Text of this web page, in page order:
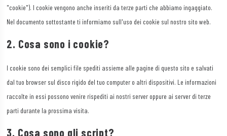
"cookie"). I cookie vengono anche inseriti da terze parti che abbiamo ingaggiato.
Nel documento sottostante ti informiamo sull'uso dei cookie sul nostro sito web.
2. Cosa sono i cookie?
I cookie sono dei semplici file spediti assieme alle pagine di questo sito e salvati
dal tuo browser sul disco rigido del tuo computer o altri dispositivi. Le informazioni
raccolte in essi possono venire rispediti ai nostri server oppure ai server di terze
parti durante la prossima visita.
3. Cosa sono gli script?